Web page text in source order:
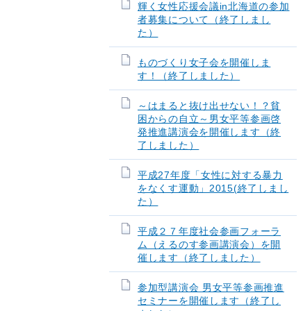
輝く女性応援会議in北海道の参加
者募集について（終了しまし
た）
ものづくり女子会を開催しま
す！（終了しました）
～はまると抜け出せない！？貧
困からの自立～男女平等参画啓
発推進講演会を開催します（終
了しました）
平成27年度「女性に対する暴力
をなくす運動」2015(終了しまし
た）
平成２７年度社会参画フォーラ
ム（えるのす参画講演会）を開
催します（終了しました）
参加型講演会 男女平等参画推進
セミナーを開催します（終了し